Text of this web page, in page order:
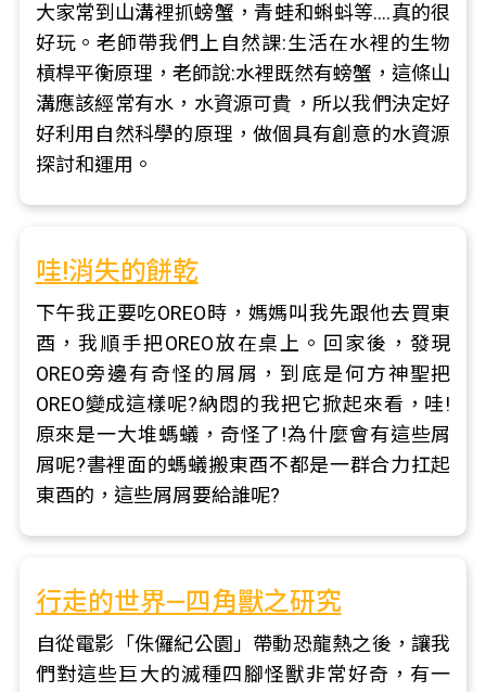
大家常到山溝裡抓螃蟹，青蛙和蝌蚪等....真的很
好玩。老師帶我們上自然課:生活在水裡的生物
槓桿平衡原理，老師說:水裡既然有螃蟹，這條山
溝應該經常有水，水資源可貴，所以我們決定好
好利用自然科學的原理，做個具有創意的水資源
探討和運用。
哇!消失的餅乾
下午我正要吃OREO時，媽媽叫我先跟他去買東
酉，我順手把OREO放在桌上。回家後，發現
OREO旁邊有奇怪的屑屑，到底是何方神聖把
OREO變成這樣呢?納悶的我把它掀起來看，哇!
原來是一大堆螞蟻，奇怪了!為什麼會有這些屑
屑呢?書裡面的螞蟻搬東酉不都是一群合力扛起
東酉的，這些屑屑要給誰呢?
行走的世界—四角獸之研究
自從電影「侏儸紀公園」帶動恐龍熱之後，讓我
們對這些巨大的滅種四腳怪獸非常好奇，有一